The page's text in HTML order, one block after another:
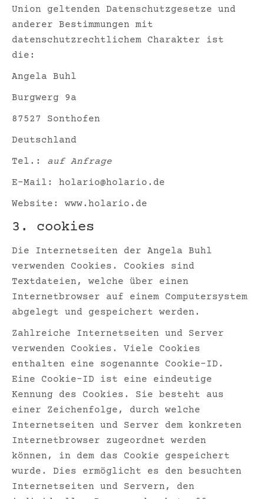
Union geltenden Datenschutzgesetze und
anderer Bestimmungen mit
datenschutzrechtlichem Charakter ist
die:
Angela Buhl
Burgwerg 9a
87527 Sonthofen
Deutschland
Tel.: auf Anfrage
E-Mail: holario@holario.de
Website: www.holario.de
3. cookies
Die Internetseiten der Angela Buhl
verwenden Cookies. Cookies sind
Textdateien, welche über einen
Internetbrowser auf einem Computersystem
abgelegt und gespeichert werden.
Zahlreiche Internetseiten und Server
verwenden Cookies. Viele Cookies
enthalten eine sogenannte Cookie-ID.
Eine Cookie-ID ist eine eindeutige
Kennung des Cookies. Sie besteht aus
einer Zeichenfolge, durch welche
Internetseiten und Server dem konkreten
Internetbrowser zugeordnet werden
können, in dem das Cookie gespeichert
wurde. Dies ermöglicht es den besuchten
Internetseiten und Servern, den